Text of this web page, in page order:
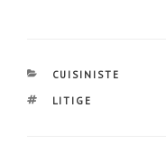
CATÉGORIES
CUISINISTE
ÉTIQUETTES
LITIGE